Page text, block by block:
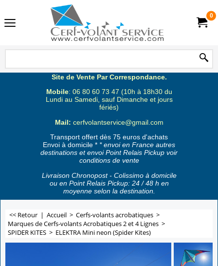
0
Site de Vente Par Correspondance.
Mobile: 06 80 60 73 47 (10h à 18h30 du
Lundi au Samedi, sauf Dimanche et jours
fériés)
Mail: cerfvolantservice@gmail.com
Transport offert dès 75 euros d'achats
Envoi à domicile * * envoi en France autres
destinations et envoi Point Relais Pickup voir
conditions de vente
Livraison Chronopost - Colissimo à domicile
ou en Point Relais Pickup: 24 / 48 h en
moyenne selon la destination.
<< Retour | Accueil > Cerfs-volants acrobatiques >
Marques de Cerfs-volants Acrobatiques 2 et 4 Lignes >
SPIDER KITES > ELEKTRA Mini neon (Spider Kites)